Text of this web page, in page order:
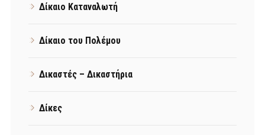
Δίκαιο Καταναλωτή
Δίκαιο του Πολέμου
Δικαστές – Δικαστήρια
Δίκες